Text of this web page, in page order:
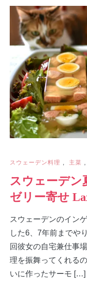
スウェーデン料理 , 主菜 ,
スウェーデン
ゼリー寄せ
スウェーデンのイン
した6、7年前までや
回彼女の自宅兼仕事
理を振舞ってくれる
いに作ったサーモ […]